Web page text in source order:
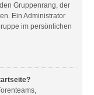
Gruppenrang, der
Ein Administrator
im persönlichen